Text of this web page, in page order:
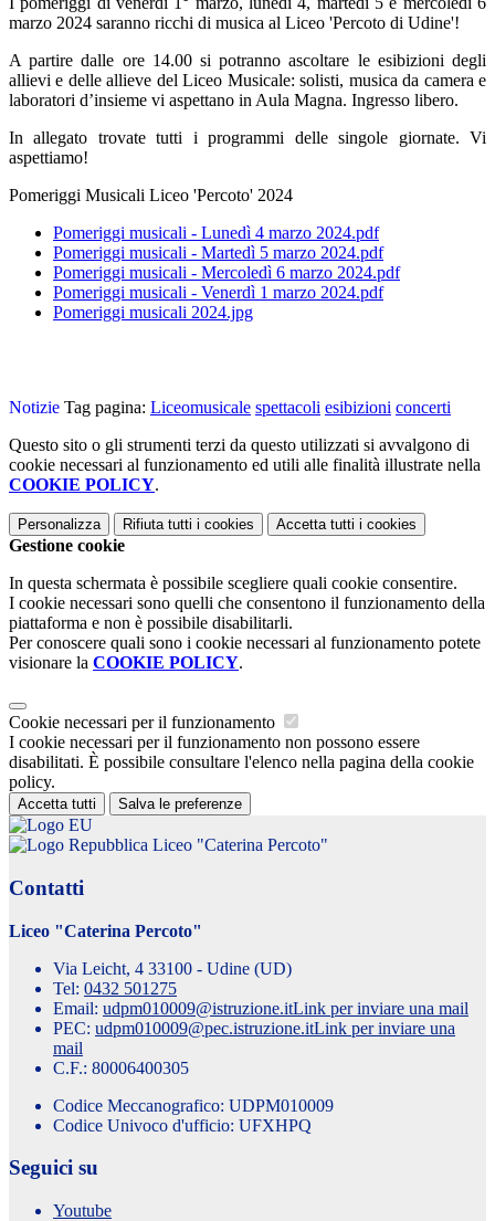
marzo 2024 saranno ricchi di musica al Liceo 'Percoto di Udine'!
A partire dalle ore 14.00 si potranno ascoltare le esibizioni degli
allievi e delle allieve del Liceo Musicale: solisti, musica da camera e
laboratori d’insieme vi aspettano in Aula Magna. Ingresso libero.
In allegato trovate tutti i programmi delle singole giornate. Vi
aspettiamo!
Pomeriggi Musicali Liceo 'Percoto' 2024
Pomeriggi musicali - Lunedì 4 marzo 2024.pdf
Pomeriggi musicali - Martedì 5 marzo 2024.pdf
Pomeriggi musicali - Mercoledì 6 marzo 2024.pdf
Pomeriggi musicali - Venerdì 1 marzo 2024.pdf
Pomeriggi musicali 2024.jpg
Notizie Tag pagina: Liceomusicale spettacoli esibizioni concerti
Questo sito o gli strumenti terzi da questo utilizzati si avvalgono di
cookie necessari al funzionamento ed utili alle finalità illustrate nella
COOKIE POLICY.
Personalizza Rifiuta tutti i cookies Accetta tutti i cookies
Gestione cookie
In questa schermata è possibile scegliere quali cookie consentire.
I cookie necessari sono quelli che consentono il funzionamento della
piattaforma e non è possibile disabilitarli.
Per conoscere quali sono i cookie necessari al funzionamento potete
visionare la COOKIE POLICY.
Cookie necessari per il funzionamento
I cookie necessari per il funzionamento non possono essere
disabilitati. È possibile consultare l'elenco nella pagina della cookie
policy.
Accetta tutti Salva le preferenze
Liceo "Caterina Percoto"
Contatti
Liceo "Caterina Percoto"
Via Leicht, 4 33100 - Udine (UD)
Tel: 0432 501275
Email: udpm010009@istruzione.itLink per inviare una mail
PEC: udpm010009@pec.istruzione.itLink per inviare una
mail
C.F.: 80006400305
Codice Meccanografico: UDPM010009
Codice Univoco d'ufficio: UFXHPQ
Seguici su
Youtube